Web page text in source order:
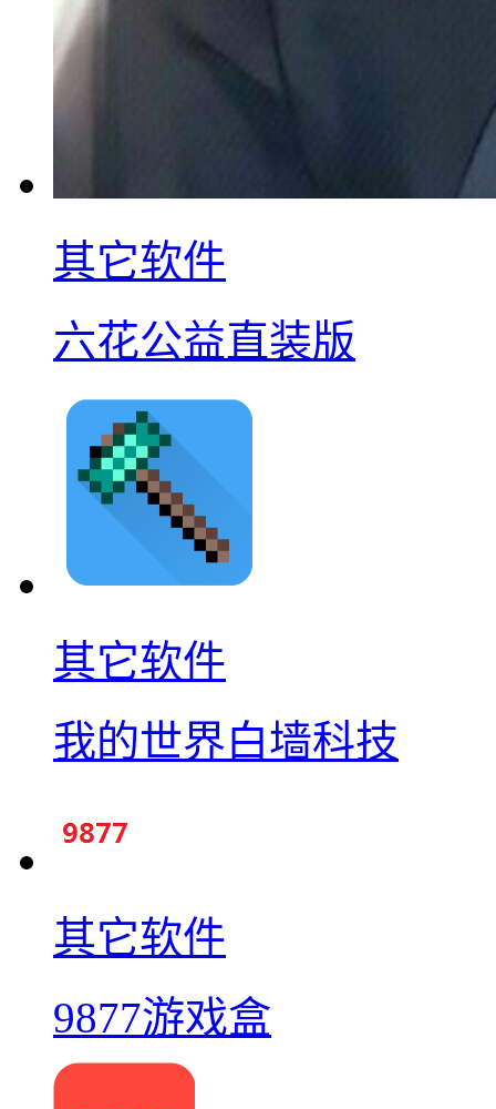
其它软件
六花公益直装版
其它软件
我的世界白墙科技
其它软件
9877游戏盒